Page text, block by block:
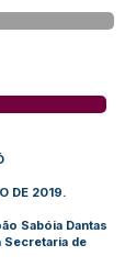
DE 2019.
Sabóia Dantas
Secretaria de